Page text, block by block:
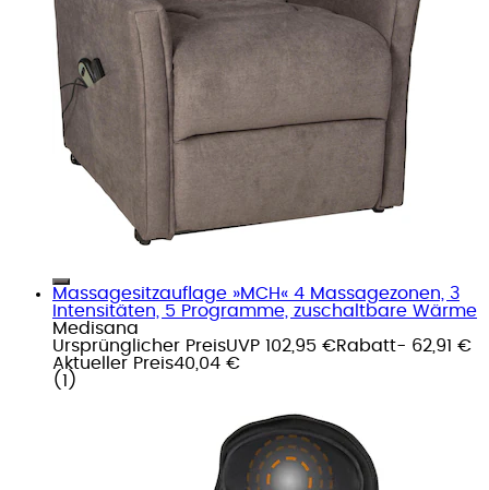
Massagesitzauflage »MCH« 4 Massagezonen, 3
Intensitäten, 5 Programme, zuschaltbare Wärme
Medisana
Ursprünglicher PreisUVP 102,95 €Rabatt- 62,91 €
Aktueller Preis40,04 €
( 1 )